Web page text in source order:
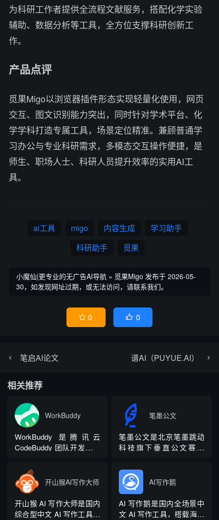
为科研工作者提供全流程文献服务，搭配化学实验
辅助、数据分析等工具，全方位支撑科研创新工
作。
产品点评
觅果Migo以浏览器插件形态实现轻量化使用，网页
交互、图文识别能力突出，同时针对学术平台、化
学学科打造专属工具，场景定位精准。兼顾普通学
习办公与专业科研需求，多模态交互操作便捷，是
师生、职场人士、科研人员提升效率的实用AI工
具。
ai工具 migo 内容生成
学习助手
科研助手
觅果
小魔仙|更专业的无广告AI导航 » 觅果Migo 发布于 2026-05-
30，如发现网址过期，或无法访问，请联系我们。
 0  0
笔启AI论文 谱AI（PUYUE.AI）
相关推荐
WorkBuddy
WorkBuddy 是腾讯云
CodeBuddy 团队开发的全
作台，2026 年 3 月正式上
线，6 月推出企业版抖音
百科。区别于普通对话式
AI，它是可以直接操作电
脑本地授权文件的 AI 助
笔墨公文
笔墨公文是北京笔墨跳动
科技旗下垂直公文赛道
制公文专业场景，依托海
量标准公文语料训练专属
大模型。平台整合 AI 公文
生成、全维度智能校对、
范文库、实时更新素材
开山猴AI写作大师
开山猴 AI 写作大师是国内
综合型中文 AI 写作工具，
AI写作鹅
AI 写作鹅是国内全场景中
文 AI 写作工具，搭载海量